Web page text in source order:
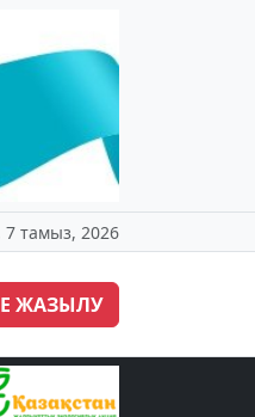
тамыз, 2026
ЖАЗЫЛУ